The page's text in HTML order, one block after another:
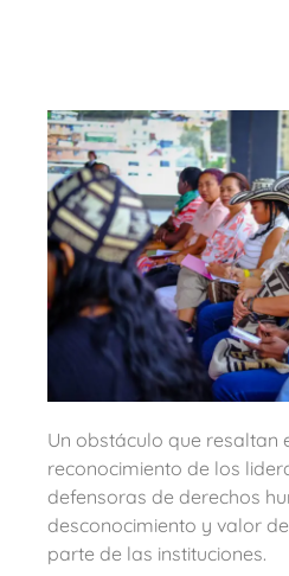
Un obstáculo que resaltan
reconocimiento de los
defensoras de derechos
desconocimiento y valor
parte de las instituciones.